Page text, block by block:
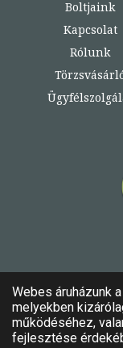
Boltjaink
Kapcsolat
Rólunk